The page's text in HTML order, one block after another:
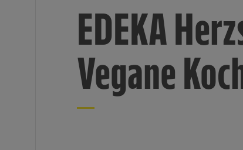
EDEKA
Vegane